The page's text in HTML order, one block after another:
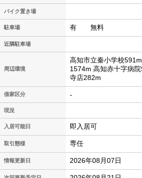
バイク置き場
駐車場 有 無料
近隣駐車場
周辺環境
高知市立秦小学校
1574m 高知赤十字病
寺店282m
借家区分 -
現況
入居可能日 即入居可
取引態様 専任
情報更新日 2026年08月07日